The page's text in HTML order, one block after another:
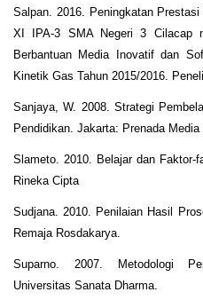
Salpan. 2016. Peningkatan
XI IPA-3 SMA Negeri 3 Cilacap
Berbantuan Media Inovatif dan
Kinetik Gas Tahun 2015/2016.
Sanjaya, W. 2008. Strategi
Pendidikan. Jakarta: Prenada Media
Slameto. 2010. Belajar dan Faktor-
Rineka Cipta
Sudjana. 2010. Penilaian Hasil
Remaja Rosdakarya.
Suparno. 2007. Metodologi
Universitas Sanata Dharma.